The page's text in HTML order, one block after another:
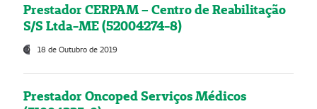
Prestador CERPAM – Centro de Reabilitação
S/S Ltda-ME (52004274-8)
18 de Outubro de 2019
Prestador Oncoped Serviços Médicos